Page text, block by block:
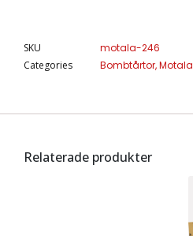
SKU
motala-246
Categories
Bombtårtor,Motala
Relaterade produkter